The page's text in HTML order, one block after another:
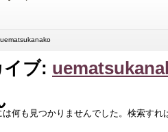
イブ:
何も見つかりませんでした。検索す